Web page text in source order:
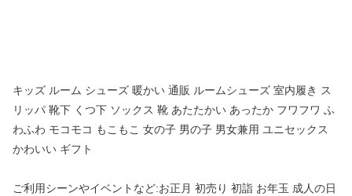
キッズ ルーム シューズ 暖かい 通販 ルームシューズ 室内履き ス
リッパ 靴下 くつ下 ソックス 靴 あたたかい あったか フワフワ ふ
わふわ モコモコ もこもこ 女の子 男の子 男女兼用 ユニセックス
かわいい ギフト
ご利用シーンやイベントなど:お正月 初売り 初詣 お年玉 成人の日